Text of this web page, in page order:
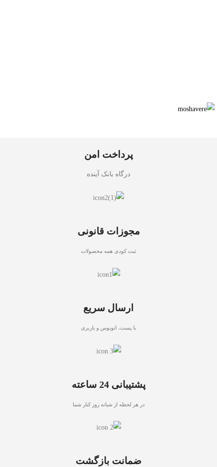
پرداخت امن
درگاه بانک آینده
مجوزات قانونی
ثبت کودی همه محصولات
ارسال سریع
با پست، اتوبوس و باربری
پشتیبانی 24 ساعته
در هر لحظه از شبانه روز کنار شما
ضمانت بازگشت